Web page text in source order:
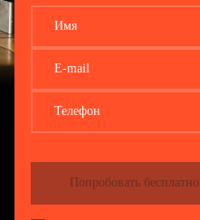
Имя
E-mail
Телефон
Попробовать бесплатно